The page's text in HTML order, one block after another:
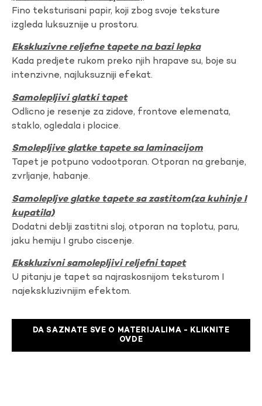
Fino teksturisani papir, koji zbog svoje teksture
izgleda luksuznije u prostoru.
Ekskluzivne reljefne tapete na bazi lepka
Kada predjete rukom preko njih hrapave su, boje su
intenzivne, najluksuzniji efekat.
Samolepljivi glatki tapet
Odlicno je resenje za zidove, frontove elemenata,
staklo, ogledala i plocice.
Smolepljive glatke tapete sa laminacijom
Tapet je potpuno vodootporan. Otporan na grebanje,
zvrljanje, habanje.
Samolepljve glatke tapete sa zastitom(za kuhinje I
kupatila)
Dodatni deblji zastitni sloj, otporan na toplotu, paru,
jaku hemiju I grubo ciscenje.
Ekskluzivni samolepljivi reljefni tapet
U pitanju je tapet sa najraskosnijom teksturom I
najekskluzivnijim efektom.
DA SAZNATE SVE O MATERIJALIMA - KLIKNITE
OVDE